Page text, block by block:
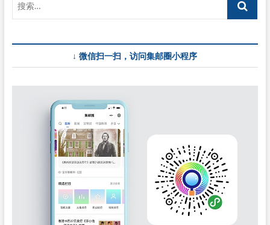
↓ 微信扫一扫，访问集邮圈小程序